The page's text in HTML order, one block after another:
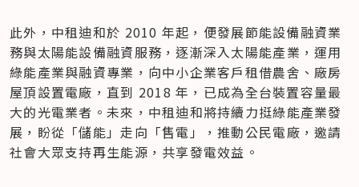
此外，中租迪和於 2010 年起，便發展節能設備融資業
務與太陽能設備融資服務，逐漸深入太陽能產業，運用
綠能產業與融資專業，向中小企業客戶租借農舍、廠房
屋頂設置電廠，直到 2018 年，已成為全台裝置容量最
大的光電業者。未來，中租迪和將持續力挺綠能產業發
展，盼從「儲能」走向「售電」，推動公民電廠，邀請
社會大眾支持再生能源，共享發電效益。